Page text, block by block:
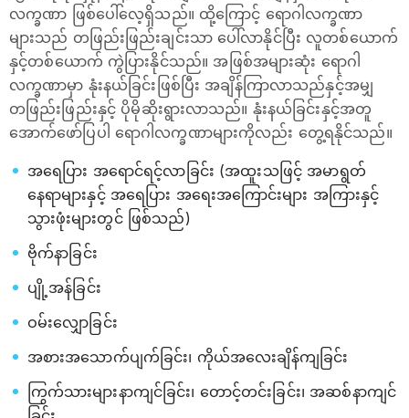
လက္ခဏာ ဖြစ်ပေါ်လေ့ရှိသည်။ ထို့ကြောင့် ရောဂါလက္ခဏာ
များသည် တဖြည်းဖြည်းချင်းသာ ပေါ်လာနိုင်ပြီး လူတစ်ယောက်
နှင့်တစ်ယောက် ကွဲပြားနိုင်သည်။ အဖြစ်အများဆုံး ရောဂါ
လက္ခဏာမှာ နုံးနယ်ခြင်းဖြစ်ပြီး အချိန်ကြာလာသည်နှင့်အမျှ
တဖြည်းဖြည်းနှင့် ပိုမိုဆိုးရွားလာသည်။ နုံးနယ်ခြင်းနှင့်အတူ
အောက်ဖော်ပြပါ ရောဂါလက္ခဏာများကိုလည်း တွေ့ရနိုင်သည်။
အရေပြား အရောင်ရင့်လာခြင်း (အထူးသဖြင့် အမာရွတ်
နေရာများနှင့် အရေပြား အရေးအကြောင်းများ အကြားနှင့်
သွားဖုံးများတွင် ဖြစ်သည်)
ဗိုက်နာခြင်း
ပျို့အန်ခြင်း
ဝမ်းလျှောခြင်း
အစားအသောက်ပျက်ခြင်း၊ ကိုယ်အလေးချိန်ကျခြင်း
ကြွက်သားများနာကျင်ခြင်း၊ တောင့်တင်းခြင်း၊ အဆစ်နာကျင်